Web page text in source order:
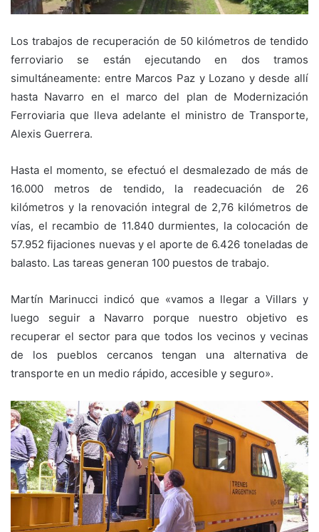
Los trabajos de recuperación de 50 kilómetros de tendido
ferroviario se están ejecutando en dos tramos
simultáneamente: entre Marcos Paz y Lozano y desde allí
hasta Navarro en el marco del plan de Modernización
Ferroviaria que lleva adelante el ministro de Transporte,
Alexis Guerrera.
Hasta el momento, se efectuó el desmalezado de más de
16.000 metros de tendido, la readecuación de 26
kilómetros y la renovación integral de 2,76 kilómetros de
vías, el recambio de 11.840 durmientes, la colocación de
57.952 fijaciones nuevas y el aporte de 6.426 toneladas de
balasto. Las tareas generan 100 puestos de trabajo.
Martín Marinucci indicó que «vamos a llegar a Villars y
luego seguir a Navarro porque nuestro objetivo es
recuperar el sector para que todos los vecinos y vecinas
de los pueblos cercanos tengan una alternativa de
transporte en un medio rápido, accesible y seguro».